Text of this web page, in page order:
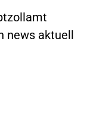
news aktuell